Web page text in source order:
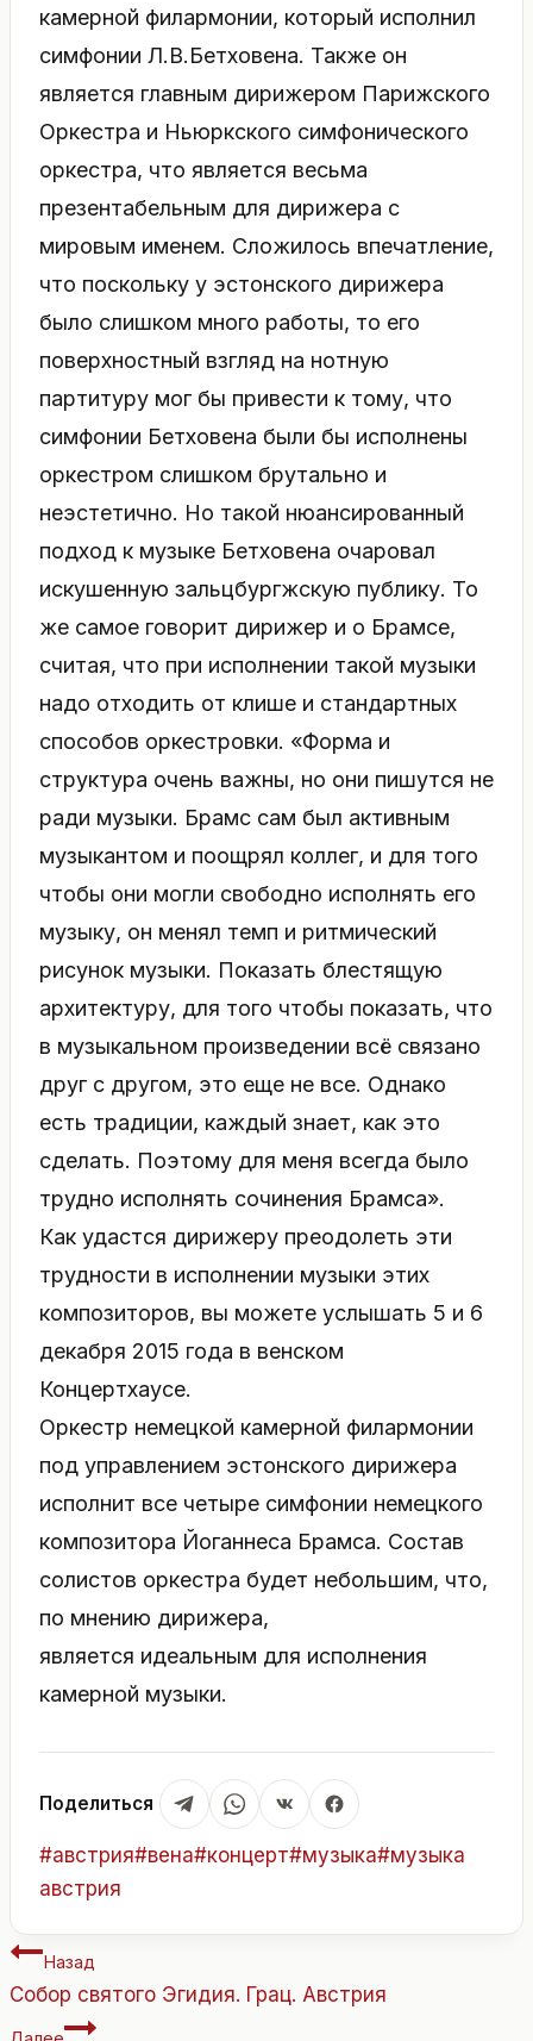
камерной филармонии, который исполнил
симфонии Л.В.Бетховена. Также он
является главным дирижером Парижского
Оркестра и Ньюркского симфонического
оркестра, что является весьма
презентабельным для дирижера с
мировым именем. Сложилось впечатление,
что поскольку у эстонского дирижера
было слишком много работы, то его
поверхностный взгляд на нотную
партитуру мог бы привести к тому, что
симфонии Бетховена были бы исполнены
оркестром слишком брутально и
неэстетично. Но такой нюансированный
подход к музыке Бетховена очаровал
искушенную зальцбургжскую публику. То
же самое говорит дирижер и о Брамсе,
считая, что при исполнении такой музыки
надо отходить от клише и стандартных
способов оркестровки. «Форма и
структура очень важны, но они пишутся не
ради музыки. Брамс сам был активным
музыкантом и поощрял коллег, и для того
чтобы они могли свободно исполнять его
музыку, он менял темп и ритмический
рисунок музыки. Показать блестящую
архитектуру, для того чтобы показать, что
в музыкальном произведении всё связано
друг с другом, это еще не все. Однако
есть традиции, каждый знает, как это
сделать. Поэтому для меня всегда было
трудно исполнять сочинения Брамса».
Как удастся дирижеру преодолеть эти
трудности в исполнении музыки этих
композиторов, вы можете услышать 5 и 6
декабря 2015 года в венском
Концертхаусе.
Оркестр немецкой камерной филармонии
под управлением эстонского дирижера
исполнит все четыре симфонии немецкого
композитора Йоганнеса Брамса. Состав
солистов оркестра будет небольшим, что,
по мнению дирижера,
является идеальным для исполнения
камерной музыки.
Поделиться
Метки
записи:
#австрия#вена#концерт#музыка#музыка
австрия
Навигация
по
Назад
Собор святого Эгидия. Грац. Австрия